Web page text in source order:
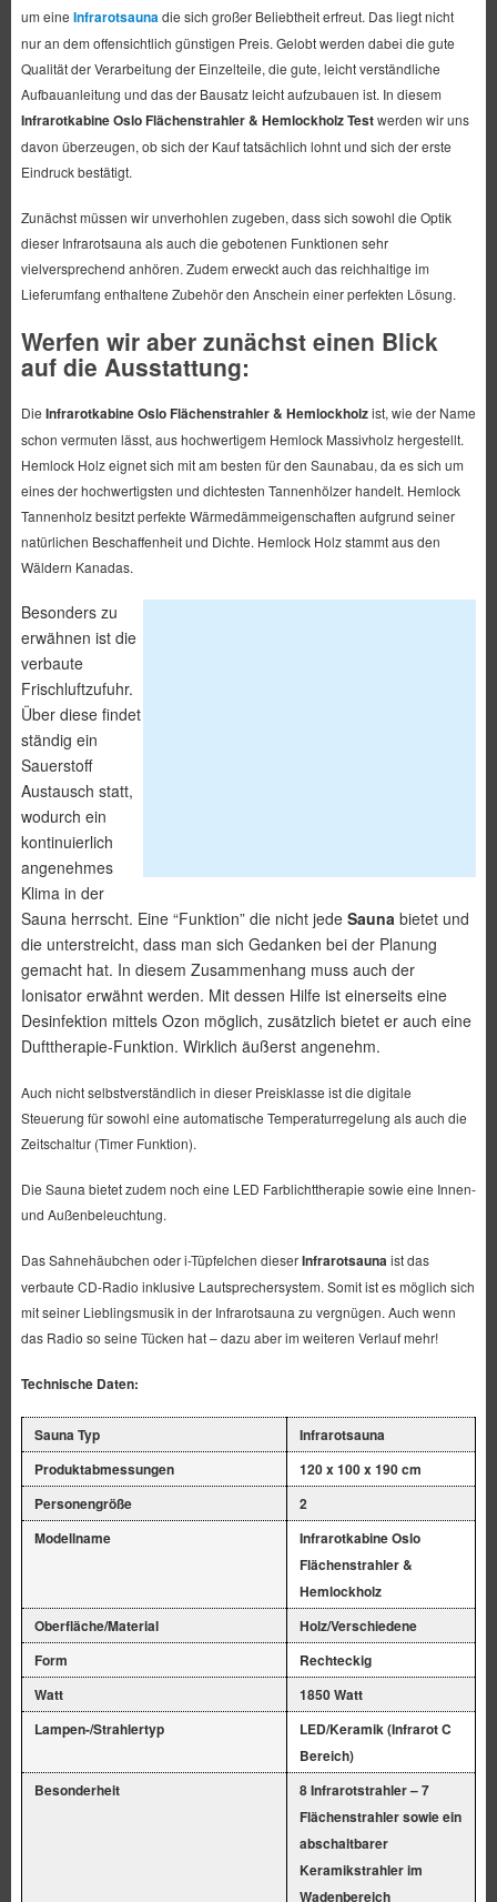
um eine Infrarotsauna die sich großer Beliebtheit erfreut. Das liegt nicht
nur an dem offensichtlich günstigen Preis. Gelobt werden dabei die gute
Qualität der Verarbeitung der Einzelteile, die gute, leicht verständliche
Aufbauanleitung und das der Bausatz leicht aufzubauen ist. In diesem
Infrarotkabine Oslo Flächenstrahler & Hemlockholz Testwerden wir uns
davon überzeugen, ob sich der Kauf tatsächlich lohnt und sich der erste
Eindruck bestätigt.
Zunächst müssen wir unverhohlen zugeben, dass sich sowohl die Optik
dieser Infrarotsauna als auch die gebotenen Funktionen sehr
vielversprechend anhören. Zudem erweckt auch das reichhaltige im
Lieferumfang enthaltene Zubehör den Anschein einer perfekten Lösung.
Werfen wir aber zunächst einen Blick
auf die Ausstattung:
Die Infrarotkabine Oslo Flächenstrahler & Hemlockholzist, wie der Name
schon vermuten lässt, aus hochwertigem Hemlock Massivholz hergestellt.
Hemlock Holz eignet sich mit am besten für den Saunabau, da es sich um
eines der hochwertigsten und dichtesten Tannenhölzer handelt. Hemlock
Tannenholz besitzt perfekte Wärmedämmeigenschaften aufgrund seiner
natürlichen Beschaffenheit und Dichte. Hemlock Holz stammt aus den
Wäldern Kanadas.
Besonders zu
erwähnen ist die
verbaute
Frischluftzufuhr.
Über diese findet
ständig ein
Sauerstoff
Austausch statt,
wodurch ein
kontinuierlich
angenehmes
Klima in der
Sauna herrscht. Eine “Funktion” die nicht jede Sauna bietet und
die unterstreicht, dass man sich Gedanken bei der Planung
gemacht hat. In diesem Zusammenhang muss auch der
Ionisator erwähnt werden. Mit dessen Hilfe ist einerseits eine
Desinfektion mittels Ozon möglich, zusätzlich bietet er auch eine
Dufttherapie-Funktion. Wirklich äußerst angenehm.
Auch nicht selbstverständlich in dieser Preisklasse ist die digitale
Steuerung für sowohl eine automatische Temperaturregelung als auch die
Zeitschaltur (Timer Funktion).
Die Sauna bietet zudem noch eine LED Farblichttherapie sowie eine Innen-
und Außenbeleuchtung.
Das Sahnehäubchen oder i-Tüpfelchen dieserInfrarotsauna ist das
verbaute CD-Radio inklusive Lautsprechersystem. Somit ist es möglich sich
mit seiner Lieblingsmusik in der Infrarotsauna zu vergnügen. Auch wenn
das Radio so seine Tücken hat – dazu aber im weiteren Verlauf mehr!
Technische Daten:
Sauna Typ
Infrarotsauna
Produktabmessungen
120 x 100 x 190 cm
Personengröße
2
Modellname
Infrarotkabine Oslo
Flächenstrahler &
Hemlockholz
Oberfläche/Material
Holz/Verschiedene
Form
Rechteckig
Watt
1850 Watt
Lampen-/Strahlertyp
LED/Keramik (Infrarot C
Bereich)
Besonderheit
8 Infrarotstrahler – 7
Flächenstrahler sowie ein
abschaltbarer
Keramikstrahler im
Wadenbereich